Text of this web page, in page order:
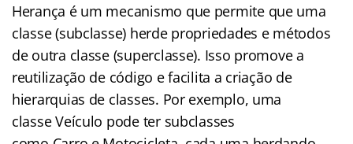
Herança é um mecanismo que permite que uma
classe (subclasse) herde propriedades e métodos
de outra classe (superclasse). Isso promove a
reutilização de código e facilita a criação de
hierarquias de classes. Por exemplo, uma
classe Veículo pode ter subclasses